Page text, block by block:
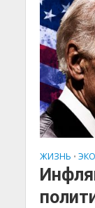
ЖИЗНЬ •